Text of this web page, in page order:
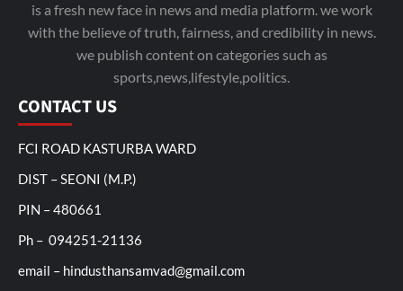
is a fresh new face in news and media platform. we work
with the believe of truth, fairness, and credibility in news.
we publish content on categories such as
sports,news,lifestyle,politics.
CONTACT US
FCI ROAD KASTURBA WARD
DIST – SEONI (M.P.)
PIN – 480661
Ph – 094251-21136
email – hindusthansamvad@gmail.com